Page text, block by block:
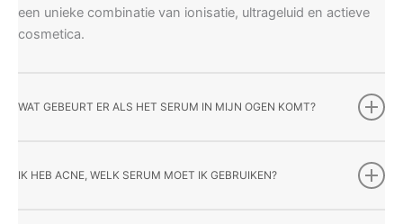
een unieke combinatie van ionisatie, ultrageluid en actieve
cosmetica.
WAT GEBEURT ER ALS HET SERUM IN MIJN OGEN KOMT?
IK HEB ACNE, WELK SERUM MOET IK GEBRUIKEN?